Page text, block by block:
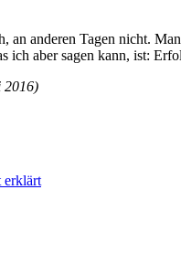
an anderen Tagen nicht.
ich aber sagen kann, ist:
2016)
erklärt